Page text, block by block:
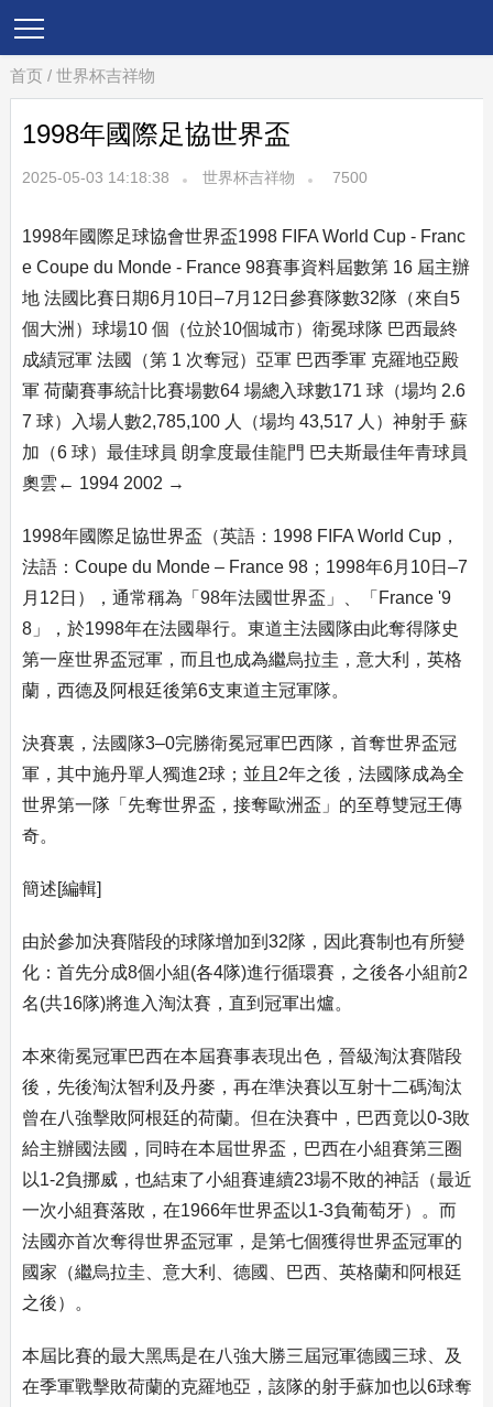
首页 / 世界杯吉祥物
1998年國際足協世界盃
2025-05-03 14:18:38 世界杯吉祥物 7500
1998年國際足球協會世界盃1998 FIFA World Cup - Franc
e Coupe du Monde - France 98賽事資料屆數第 16 屆主辦
地 法國比賽日期6月10日–7月12日參賽隊數32隊（來自5
個大洲）球場10 個（位於10個城市）衛冕球隊 巴西最終
成績冠軍 法國（第 1 次奪冠）亞軍 巴西季軍 克羅地亞殿
軍 荷蘭賽事統計比賽場數64 場總入球數171 球（場均 2.6
7 球）入場人數2,785,100 人（場均 43,517 人）神射手 蘇
加（6 球）最佳球員 朗拿度最佳龍門 巴夫斯最佳年青球員
奧雲← 1994 2002 →
1998年國際足協世界盃（英語：1998 FIFA World Cup，
法語：Coupe du Monde – France 98；1998年6月10日–7
月12日），通常稱為「98年法國世界盃」、「France '9
8」，於1998年在法國舉行。東道主法國隊由此奪得隊史
第一座世界盃冠軍，而且也成為繼烏拉圭，意大利，英格
蘭，西德及阿根廷後第6支東道主冠軍隊。
決賽裏，法國隊3–0完勝衛冕冠軍巴西隊，首奪世界盃冠
軍，其中施丹單人獨進2球；並且2年之後，法國隊成為全
世界第一隊「先奪世界盃，接奪歐洲盃」的至尊雙冠王傳
奇。
簡述[編輯]
由於參加決賽階段的球隊增加到32隊，因此賽制也有所變
化：首先分成8個小組(各4隊)進行循環賽，之後各小組前2
名(共16隊)將進入淘汰賽，直到冠軍出爐。
本來衛冕冠軍巴西在本屆賽事表現出色，晉級淘汰賽階段
後，先後淘汰智利及丹麥，再在準決賽以互射十二碼淘汰
曾在八強擊敗阿根廷的荷蘭。但在決賽中，巴西竟以0-3敗
給主辦國法國，同時在本屆世界盃，巴西在小組賽第三圈
以1-2負挪威，也結束了小組賽連續23場不敗的神話（最近
一次小組賽落敗，在1966年世界盃以1-3負葡萄牙）。而
法國亦首次奪得世界盃冠軍，是第七個獲得世界盃冠軍的
國家（繼烏拉圭、意大利、德國、巴西、英格蘭和阿根廷
之後）。
本屆比賽的最大黑馬是在八強大勝三屆冠軍德國三球、及
在季軍戰擊敗荷蘭的克羅地亞，該隊的射手蘇加也以6球奪